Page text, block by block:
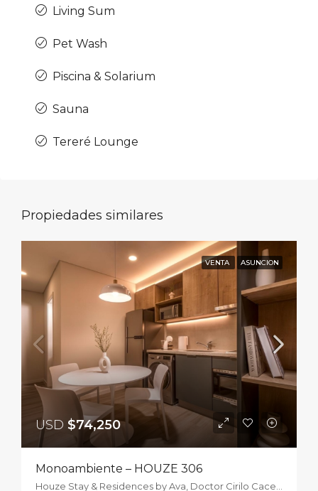
Living Sum
Pet Wash
Piscina & Solarium
Sauna
Tereré Lounge
Propiedades similares
VENTA ASUNCION
USD $74,250
Monoambiente – HOUZE 306